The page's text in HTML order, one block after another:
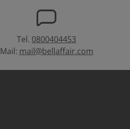
Tel. 0800404453
Mail: mail@bellaffair.com